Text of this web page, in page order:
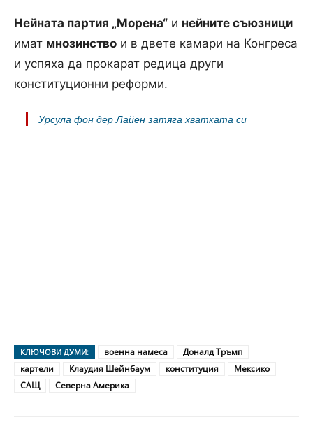
Нейната партия „Морена“ и нейните съюзници
имат мнозинство и в двете камари на Конгреса
и успяха да прокарат редица други
конституционни реформи.
Урсула фон дер Лайен затяга хватката си
КЛЮЧОВИ ДУМИ: военна намеса
Доналд Тръмп
картели
Клаудия Шейнбаум конституция
Мексико
САЩ
Северна Америка